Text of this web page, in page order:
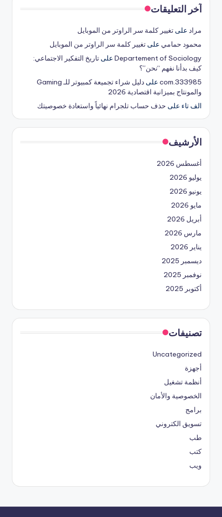
آخر التعليقات
مراد على تغيير كلمة سر الراوتر من الموبايل
محمود حمامي على تغيير كلمة سر الراوتر من الموبايل
Departement of Sociology على تاريخ التفكير الاجتماعي:
كيف بدأنا نفهم “نحن”؟
333985.com
على
دليل شراء تجميعة كمبيوتر للـ Gaming
والمونتاج بميزانية اقتصادية 2026
الف تاء على حذف حساب تلجرام نهائياً واستعادة خصوصيتك
الأرشيف
أغسطس 2026
يوليو 2026
يونيو 2026
مايو 2026
أبريل 2026
مارس 2026
يناير 2026
ديسمبر 2025
نوفمبر 2025
أكتوبر 2025
تصنيفات
Uncategorized
أجهزة
أنظمة تشغيل
الخصوصية والأمان
برامج
تسويق الكتروني
طب
كتب
ويب